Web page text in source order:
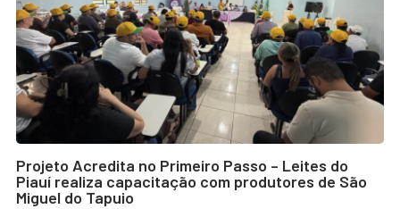
Projeto Acredita no Primeiro Passo – Leites do
Piauí realiza capacitação com produtores de São
Miguel do Tapuio